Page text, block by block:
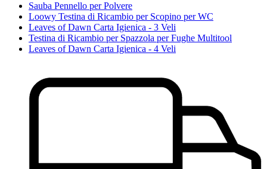
Sauba Pennello per Polvere
Loowy Testina di Ricambio per Scopino per WC
Leaves of Dawn Carta Igienica - 3 Veli
Testina di Ricambio per Spazzola per Fughe Multitool
Leaves of Dawn Carta Igienica - 4 Veli